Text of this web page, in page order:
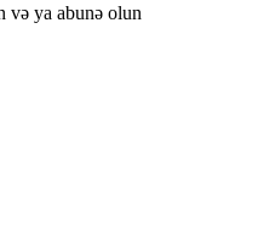
və ya abunə olun